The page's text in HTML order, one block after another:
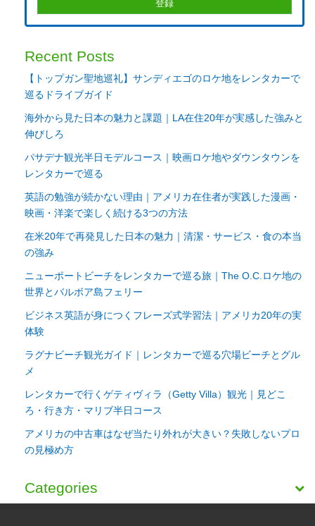
Recent Posts
【トップガン聖地巡礼】サンディエゴのロケ地をレンタカーで
巡るドライブガイド
海外から見た日本の魅力と課題｜LA在住20年が実感した強みと
伸びしろ
パサデナ観光半日モデルコース｜映画ロケ地やダウンタウンを
レンタカーで巡る
英語の勉強が続かない理由｜アメリカ在住者が実践した漫画・
映画・洋楽で楽しく続ける3つの方法
在米20年で再発見した日本の魅力｜清潔・サービス・食の本当
の強み
ニューポートビーチをレンタカーで巡る旅｜The O.C.ロケ地の
世界とバルボア島フェリー
ビジネス英語が身につくフレーズ式学習法｜アメリカ20年の実
体験
ラグナビーチ観光ガイド｜レンタカーで巡る穴場ビーチとグル
メ
レンタカーで行くゲティヴィラ（Getty Villa）観光｜見どこ
ろ・行き方・マリブ半日コース
アメリカの中古車はなぜ当たり外れが大きい？失敗しないプロ
の見極め方
Categories